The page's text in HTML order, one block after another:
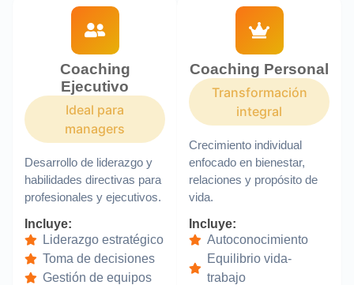
Coaching
Ejecutivo
Ideal para
managers
Desarrollo de liderazgo y
habilidades directivas para
profesionales y ejecutivos.
Incluye:
Liderazgo estratégico
Toma de decisiones
Gestión de equipos
Coaching Personal
Transformación
integral
Crecimiento individual
enfocado en bienestar,
relaciones y propósito de
vida.
Incluye:
Autoconocimiento
Equilibrio vida-
trabajo